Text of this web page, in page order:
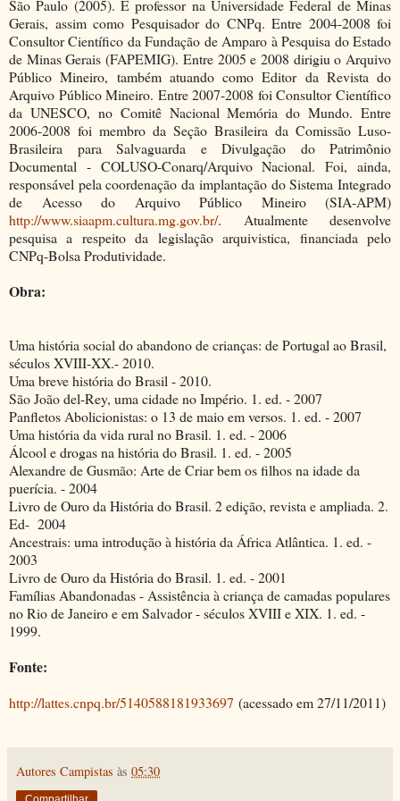
São Paulo (2005). É professor na Universidade Federal de Minas
Gerais, assim como Pesquisador do CNPq. Entre 2004-2008 foi
Consultor Científico da Fundação de Amparo à Pesquisa do Estado
de Minas Gerais (FAPEMIG). Entre 2005 e 2008 dirigiu o Arquivo
Público Mineiro, também atuando como Editor da Revista do
Arquivo Público Mineiro. Entre 2007-2008 foi Consultor Científico
da UNESCO, no Comitê Nacional Memória do Mundo. Entre
2006-2008 foi membro da Seção Brasileira da Comissão Luso-
Brasileira para Salvaguarda e Divulgação do Patrimônio
Documental - COLUSO-Conarq/Arquivo Nacional. Foi, ainda,
responsável pela coordenação da implantação do Sistema Integrado
de Acesso do Arquivo Público Mineiro (SIA-APM)
http://www.siaapm.cultura.mg.gov.br/. Atualmente desenvolve
pesquisa a respeito da legislação arquivistica, financiada pelo
CNPq-Bolsa Produtividade.
Obra:
Uma história social do abandono de crianças: de Portugal ao Brasil,
séculos XVIII-XX.- 2010.
Uma breve história do Brasil - 2010.
São João del-Rey, uma cidade no Império. 1. ed. - 2007
Panfletos Abolicionistas: o 13 de maio em versos. 1. ed. - 2007
Uma história da vida rural no Brasil. 1. ed. - 2006
Álcool e drogas na história do Brasil. 1. ed. - 2005
Alexandre de Gusmão: Arte de Criar bem os filhos na idade da
puerícia. - 2004
Livro de Ouro da História do Brasil. 2 edição, revista e ampliada. 2.
Ed- 2004
Ancestrais: uma introdução à história da África Atlântica. 1. ed. -
2003
Livro de Ouro da História do Brasil. 1. ed. - 2001
Famílias Abandonadas - Assistência à criança de camadas populares
no Rio de Janeiro e em Salvador - séculos XVIII e XIX. 1. ed. -
1999.
Fonte:
http://lattes.cnpq.br/5140588181933697 (acessado em 27/11/2011)
Autores Campistas às 05:30